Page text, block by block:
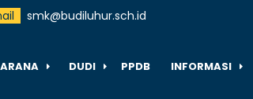
smk@budiluhur.sch.id
DUDI PPDB INFORMASI